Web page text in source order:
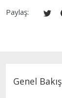
Paylaş:
Genel Bakış